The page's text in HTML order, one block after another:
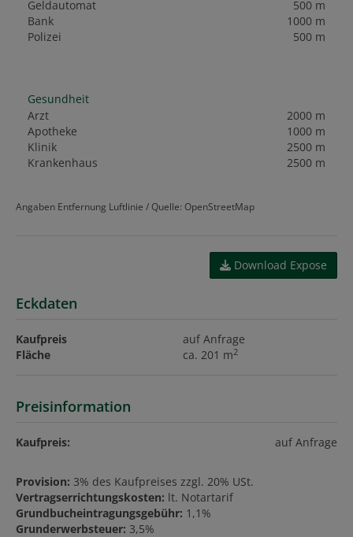
Geldautomat
500 m
Bank
1000 m
Polizei
500 m
Gesundheit
Arzt
2000 m
Apotheke
1000 m
Klinik
2500 m
Krankenhaus
2500 m
Angaben Entfernung Luftlinie / Quelle: OpenStreetMap
Download Expose
Eckdaten
Kaufpreis
auf Anfrage
Fläche
ca. 201 m2
Preisinformation
Kaufpreis: auf Anfrage
Provision: 3% des Kaufpreises zzgl. 20% USt.
Vertragserrichtungskosten: lt. Notartarif
Grundbucheintragungsgebühr: 1,1%
Grunderwerbsteuer: 3,5%